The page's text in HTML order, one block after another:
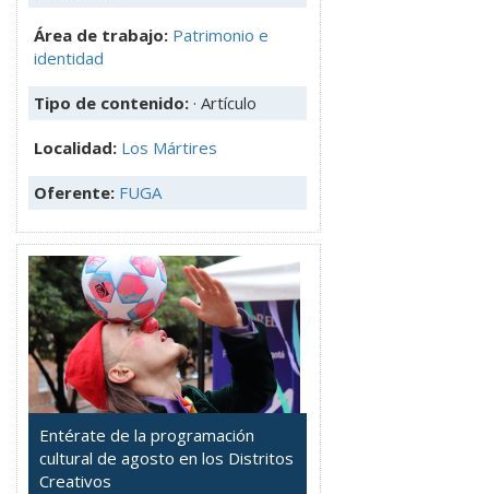
Área de trabajo: Patrimonio e
identidad
Tipo de contenido: · Artículo
Localidad: Los Mártires
Oferente: FUGA
Entérate de la programación
cultural de agosto en los Distritos
Creativos